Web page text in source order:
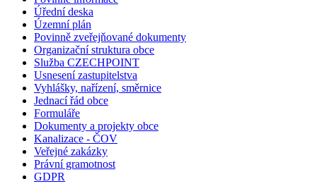
Úřední deska
Územní plán
Povinně zveřejňované dokumenty
Organizační struktura obce
Služba CZECHPOINT
Usnesení zastupitelstva
Vyhlášky, nařízení, směrnice
Jednací řád obce
Formuláře
Dokumenty a projekty obce
Kanalizace - ČOV
Veřejné zakázky
Právní gramotnost
GDPR